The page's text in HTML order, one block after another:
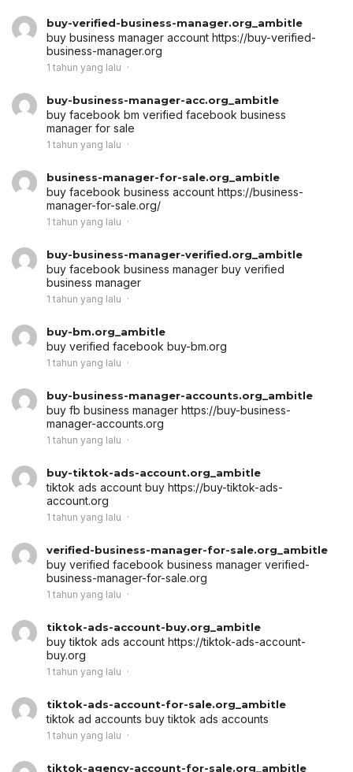
buy-verified-business-manager.org_ambitle
buy business manager account https://buy-verified-
business-manager.org
1 tahun yang lalu
buy-business-manager-acc.org_ambitle
buy facebook bm verified facebook business
manager for sale
1 tahun yang lalu
business-manager-for-sale.org_ambitle
buy facebook business account https://business-
manager-for-sale.org/
1 tahun yang lalu
buy-business-manager-verified.org_ambitle
buy facebook business manager buy verified
business manager
1 tahun yang lalu
buy-bm.org_ambitle
buy verified facebook buy-bm.org
1 tahun yang lalu
buy-business-manager-accounts.org_ambitle
buy fb business manager https://buy-business-
manager-accounts.org
1 tahun yang lalu
buy-tiktok-ads-account.org_ambitle
tiktok ads account buy https://buy-tiktok-ads-
account.org
1 tahun yang lalu
verified-business-manager-for-sale.org_ambitle
buy verified facebook business manager verified-
business-manager-for-sale.org
1 tahun yang lalu
tiktok-ads-account-buy.org_ambitle
buy tiktok ads account https://tiktok-ads-account-
buy.org
1 tahun yang lalu
tiktok-ads-account-for-sale.org_ambitle
tiktok ad accounts buy tiktok ads accounts
1 tahun yang lalu
tiktok-agency-account-for-sale.org_ambitle